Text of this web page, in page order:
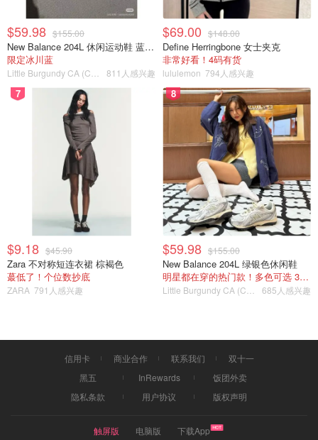
西安博物馆的小雁塔
$59.98 $155.00
New Balance 204L 休闲运动鞋 蓝银色
限定冰川蓝
811人感兴趣
$69.00 $148.00
Define Herringbone 女士夹克
非常好看！4码有货
lululemon 794人感兴趣
7
$9.18 $45.90
Zara 不对称短连衣裙 棕褐色
蕞低了！个位数抄底
ZARA 791人感兴趣
8
$59.98 $155.00
New Balance 204L 绿银色休闲鞋
明星都在穿的热门款！多色可选 3.8折
685人感兴趣
信用卡 商业合作 联系我们
双十一
黑五
InRewards
饭团外卖
隐私条款
用户协议 版权声明
触屏版 电脑版 下载App